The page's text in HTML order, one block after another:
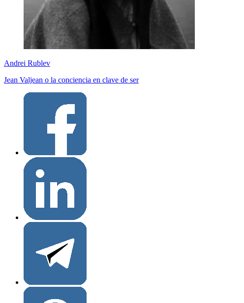
Andrei Rublev
Jean Valjean o la conciencia en clave de ser